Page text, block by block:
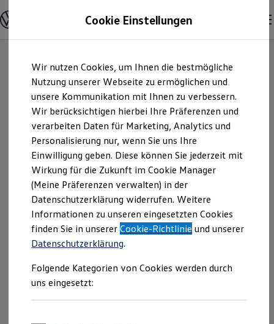
Hauptinhalt
springen
Footer
springen
Modelle und Konfigurator
Konfigurator
Modelle vergleichen
Elektroautos
ENERGY Sondermodelle
Nutzfahrzeuge
SUV und CUV
Familienautos
Kombis
Kompaktwagen
Sportwagen
Schnell verfügbare Fahrzeuge
Angebote und Produkte
Aktuelle Angebote
E-Auto-Förderung
Volkswagen Marktplatz
Die ENERGY Sondermodelle
Junge Gebrauchtwagen und Gebrauchtwagen
Volkswagen Zertifizierte Gebrauchtwagen
Elektromobilität bei Gebrauchtwagen
Saisonangebote
Reifenpakete
Leasing
Leasing-Angebote
asw.AUTOMOBILE
GmbH & Co. KG |
Impressum &
Rechtliches
Hier finden Sie Informationen über uns
(asw.AUTOMOBILE GmbH & Co. KG) als
verantwortlichen Anbieter von Inhalten
und Angeboten, die auf dieser Website
Cookie Einstellungen
Wir nutzen Cookies, um Ihnen die bestmögliche
Nutzung unserer Webseite zu ermöglichen und
unsere Kommunikation mit Ihnen zu verbessern.
Wir berücksichtigen hierbei Ihre Präferenzen und
verarbeiten Daten für Marketing, Analytics und
Personalisierung nur, wenn Sie uns Ihre
Einwilligung geben. Diese können Sie jederzeit mit
Wirkung für die Zukunft im Cookie Manager
(Meine Präferenzen verwalten) in der
Datenschutzerklärung widerrufen. Weitere
Informationen zu unseren eingesetzten Cookies
finden Sie in unsererCookie-Richtlinie und unserer
Datenschutzerklärung.
Folgende Kategorien von Cookies werden durch
uns eingesetzt: